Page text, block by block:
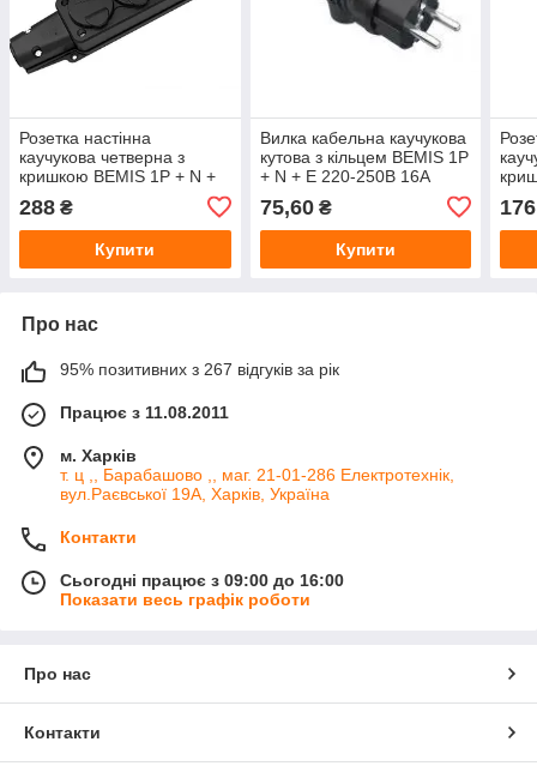
Розетка настінна
каучукова четверна з
кришкою BEMIS 1P + N +
E 220-250В 16А IP54, ВК1-
1402-3614
288 ₴
Купити
Вилка кабельна каучукова
кутова з кільцем BEMIS 1P
+ N + E 220-250В 16А
75,60₴
Купити
Про нас
95% позитивних з 267 відгуків за рік
Працює з 11.08.2011
м. Харків
т. ц ,, Барабашово ,, маг. 21-01-286 Електротехнік,
вул.Раєвської 19А, Харків, Україна
Контакти
Сьогодні працює з 09:00 до 16:00
Показати весь графік роботи
Про нас
Контакти